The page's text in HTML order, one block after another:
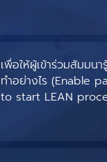
เพื่อให้ผู้เข้าร่วมสัมมน
ทำอย่างไร (Enable
to start LEAN